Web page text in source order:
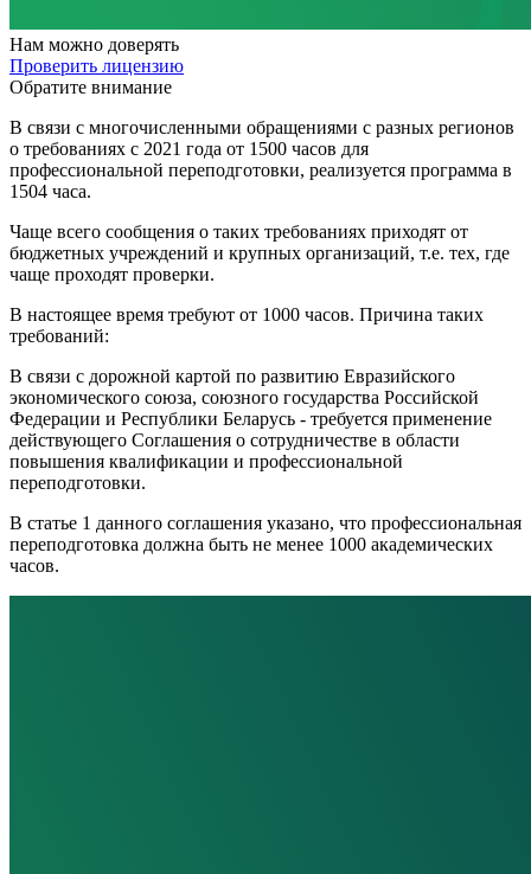
Нам можно доверять
Проверить лицензию
Обратите внимание
В связи с многочисленными обращениями с разных регионов
о требованиях с 2021 года от 1500 часов для
профессиональной переподготовки, реализуется программа в
1504 часа.
Чаще всего сообщения о таких требованиях приходят от
бюджетных учреждений и крупных организаций, т.е. тех, где
чаще проходят проверки.
В настоящее время требуют от 1000 часов. Причина таких
требований:
В связи с дорожной картой по развитию Евразийского
экономического союза, союзного государства Российской
Федерации и Республики Беларусь - требуется применение
действующего Соглашения о сотрудничестве в области
повышения квалификации и профессиональной
переподготовки.
В статье 1 данного соглашения указано, что профессиональная
переподготовка должна быть не менее 1000 академических
часов.